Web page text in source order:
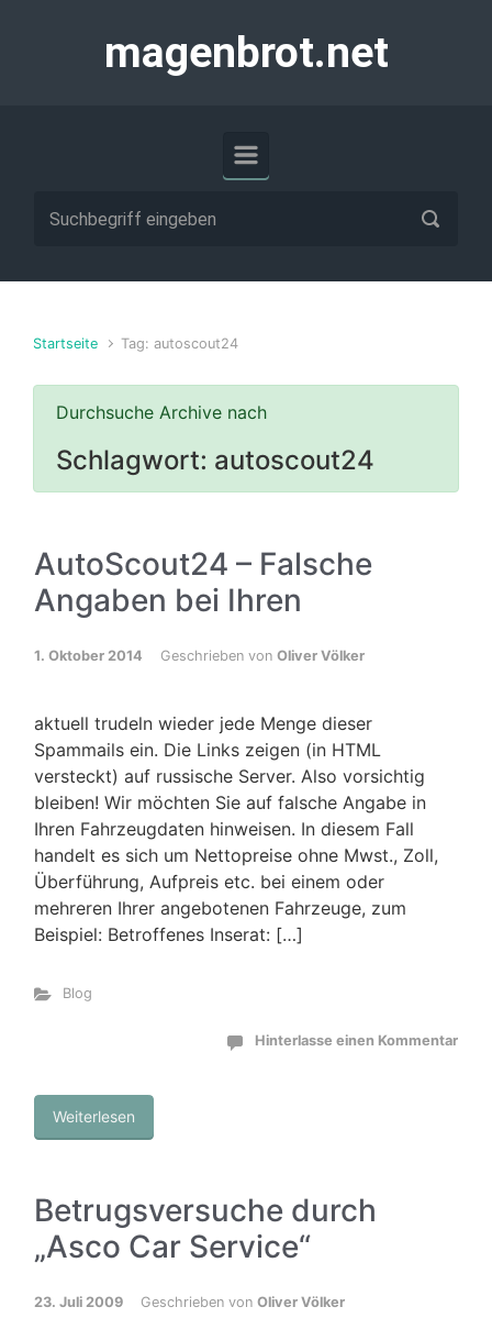
magenbrot.net
Startseite Tag: autoscout24
Durchsuche Archive nach
Schlagwort: autoscout24
AutoScout24 – Falsche
Angaben bei Ihren
1. Oktober 2014 Geschrieben von Oliver Völker
aktuell trudeln wieder jede Menge dieser
Spammails ein. Die Links zeigen (in HTML
versteckt) auf russische Server. Also vorsichtig
bleiben! Wir möchten Sie auf falsche Angabe in
Ihren Fahrzeugdaten hinweisen. In diesem Fall
handelt es sich um Nettopreise ohne Mwst., Zoll,
Überführung, Aufpreis etc. bei einem oder
mehreren Ihrer angebotenen Fahrzeuge, zum
Beispiel: Betroffenes Inserat: […]
Blog
Hinterlasse einen Kommentar
Weiterlesen
Betrugsversuche durch
„Asco Car Service“
23. Juli 2009 Geschrieben von Oliver Völker